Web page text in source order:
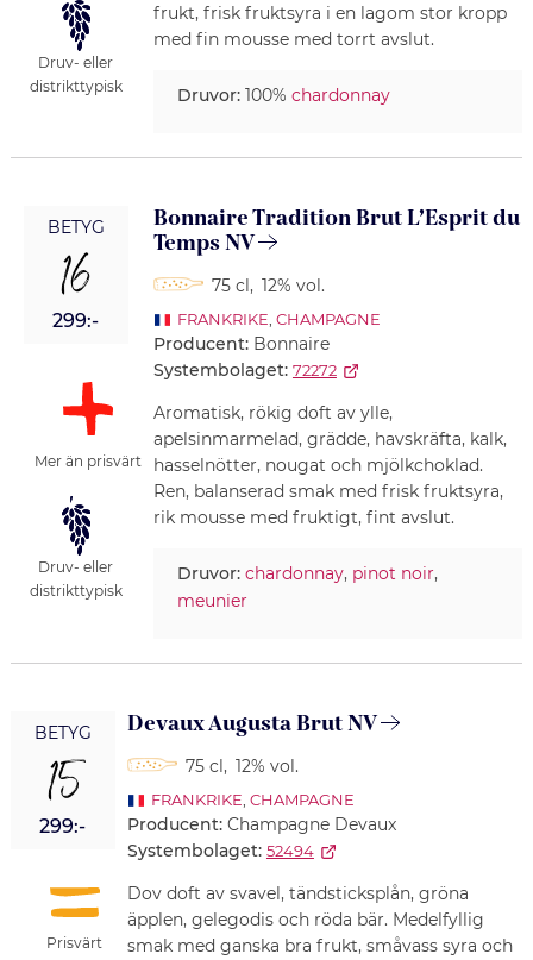
Druv- eller
distrikttypisk
frukt, frisk fruktsyra i en lagom stor kropp
med fin mousse med torrt avslut.
Druvor:100% chardonnay
BETYG
16
299:-
Mer än prisvärt
Druv- eller
distrikttypisk
Bonnaire Tradition Brut L’Esprit du
Temps NV
75 cl, 12% vol.
FRANKRIKE CHAMPAGNE
Producent: Bonnaire
Systembolaget: 72272
Aromatisk, rökig doft av ylle,
apelsinmarmelad, grädde, havskräfta, kalk,
hasselnötter, nougat och mjölkchoklad.
Ren, balanserad smak med frisk fruktsyra,
rik mousse med fruktigt, fint avslut.
Druvor: chardonnay, pinot noir,
meunier
BETYG
15
299:-
Prisvärt
Devaux Augusta Brut NV
75 cl, 12% vol.
FRANKRIKE CHAMPAGNE
Producent: Champagne Devaux
Systembolaget: 52494
Dov doft av svavel, tändsticksplån, gröna
äpplen, gelegodis och röda bär. Medelfyllig
smak med ganska bra frukt, småvass syra och